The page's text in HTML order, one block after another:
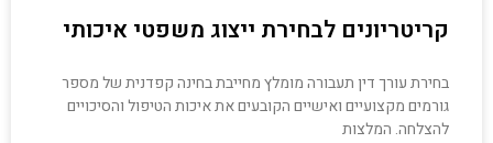
קריטריונים לבחירת ייצוג משפטי איכותי
בחירת עורך דין תעבורה מומלץ מחייבת בחינה קפדנית של מספר
גורמים מקצועיים ואישיים הקובעים את איכות הטיפול והסיכויים
להצלחה. המלצות